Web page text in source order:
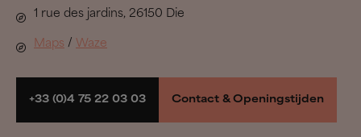
Het herdersleven
Regionale natuurparken
Uit de band springen
In de Pays Diois gaan we…
Boek mijn verblijf
1 rue des jardins, 26150 Die
Maps / Waze
+33 (0)4 75 22 03 03 Contact & Openingstijden